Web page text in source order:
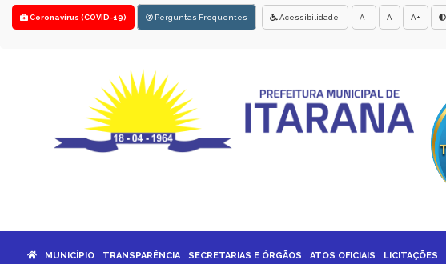
Coronavírus (COVID-19) Perguntas Frequentes Acessibilidade A- A A+
MUNICÍPIO TRANSPARÊNCIA SECRETARIAS E ÓRGÃOS ATOS OFICIAIS LICITAÇÕES